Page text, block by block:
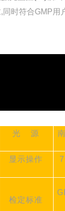
,同时符合GMP用
光 源
显示操作
检定标准